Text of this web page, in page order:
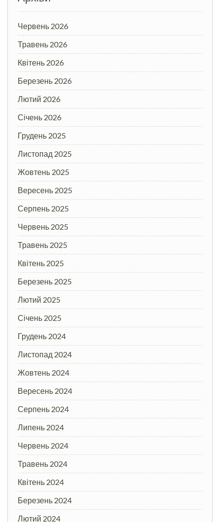
Червень 2026
Травень 2026
Квітень 2026
Березень 2026
Лютий 2026
Січень 2026
Грудень 2025
Листопад 2025
Жовтень 2025
Вересень 2025
Серпень 2025
Червень 2025
Травень 2025
Квітень 2025
Березень 2025
Лютий 2025
Січень 2025
Грудень 2024
Листопад 2024
Жовтень 2024
Вересень 2024
Серпень 2024
Липень 2024
Червень 2024
Травень 2024
Квітень 2024
Березень 2024
Лютий 2024